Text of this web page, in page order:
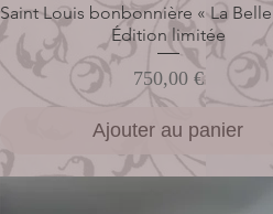
Aperçu rapide
Saint Louis bonbonnière « La
Édition limitée
Prix
750,00 €
Ajouter au panier